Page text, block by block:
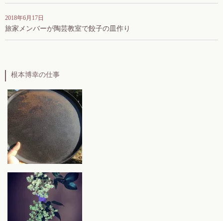
2018年6月17日
旅家メンバーが陶芸教室で餃子の皿作り
根本博幸の仕事